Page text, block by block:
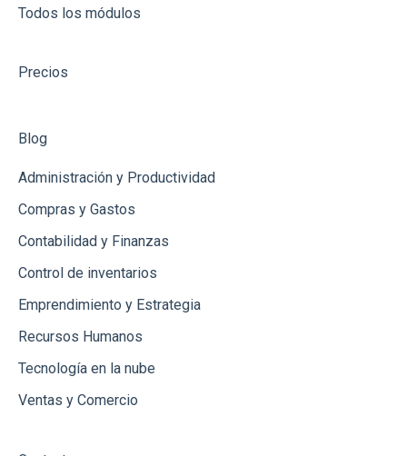
Recepción de Mercancia
Usuarios
Productos
Clientes
Ingresos
Todos los módulos
Precios
Blog
Administración y Productividad
Compras y Gastos
Contabilidad y Finanzas
Control de inventarios
Emprendimiento y Estrategia
Recursos Humanos
Tecnología en la nube
Ventas y Comercio